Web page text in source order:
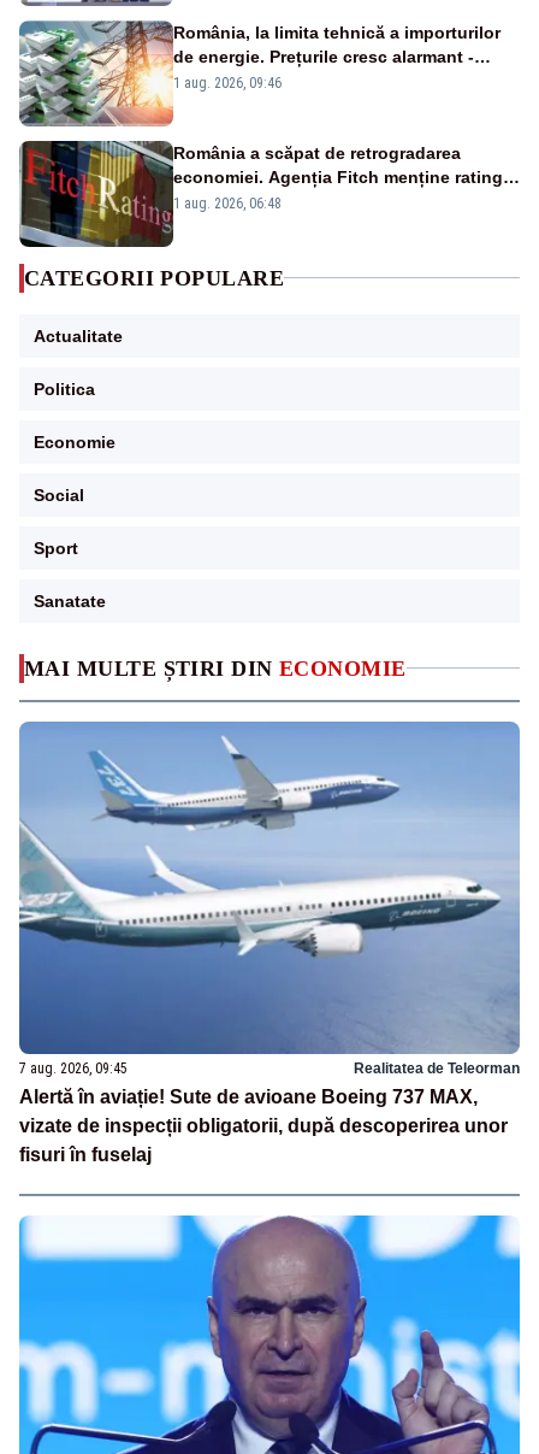
MAI MULTE ȘTIRI DIN ECONOMIE
7 aug. 2026, 09:45 Realitatea de Teleorman
Alertă în aviație! Sute de avioane Boeing 737 MAX,
vizate de inspecții obligatorii, după descoperirea unor
fisuri în fuselaj
România, la limita tehnică a importurilor
de energie. Prețurile cresc alarmant -
Analiză Realitatea Plus
1 aug. 2026, 09:46
România a scăpat de retrogradarea
economiei. Agenția Fitch menține ratingul
„BBB-” cu perspectivă negativă
1 aug. 2026, 06:48
CATEGORII POPULARE
Actualitate
Politica
Economie
Social
Sport
Sanatate